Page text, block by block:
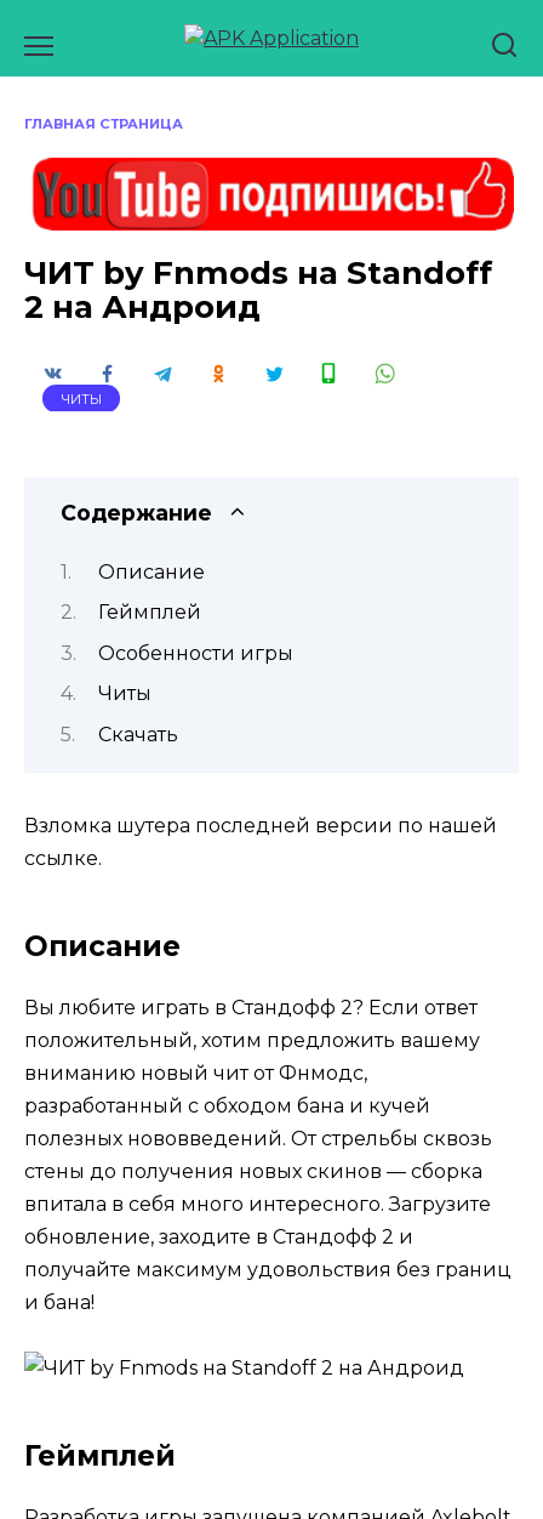
содержанию
ГЛАВНАЯ СТРАНИЦА
ЧИТ by Fnmods на Standoff
2 на Андроид
ЧИТЫ
Содержание
Описание
Геймплей
Особенности игры
Читы
Скачать
Взломка шутера последней версии по нашей
ссылке.
Описание
Вы любите играть в Стандофф 2? Если ответ
положительный, хотим предложить вашему
вниманию новый чит от Фнмодс,
разработанный с обходом бана и кучей
полезных нововведений. От стрельбы сквозь
стены до получения новых скинов — сборка
впитала в себя много интересного. Загрузите
обновление, заходите в Стандофф 2 и
получайте максимум удовольствия без границ
и бана!
Геймплей